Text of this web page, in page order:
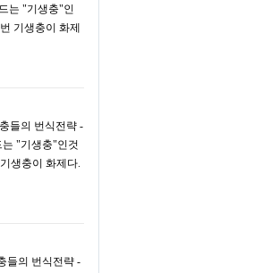
는 "기생충"인
기생충이 화제
들의 번식전략 -
는 "기생충"인것
생충이 화제다.
들의 번식전략 -